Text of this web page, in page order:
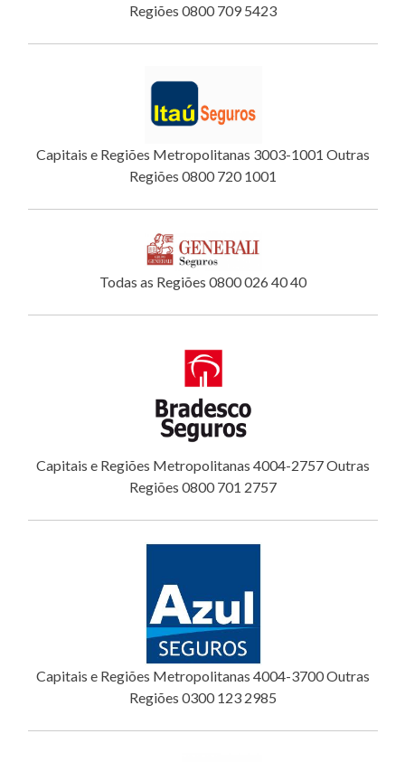
Regiões 0800 709 5423
Capitais e Regiões Metropolitanas 3003-1001 Outras
Regiões 0800 720 1001
Todas as Regiões 0800 026 40 40
Capitais e Regiões Metropolitanas 4004-2757 Outras
Regiões 0800 701 2757
Capitais e Regiões Metropolitanas 4004-3700 Outras
Regiões 0300 123 2985